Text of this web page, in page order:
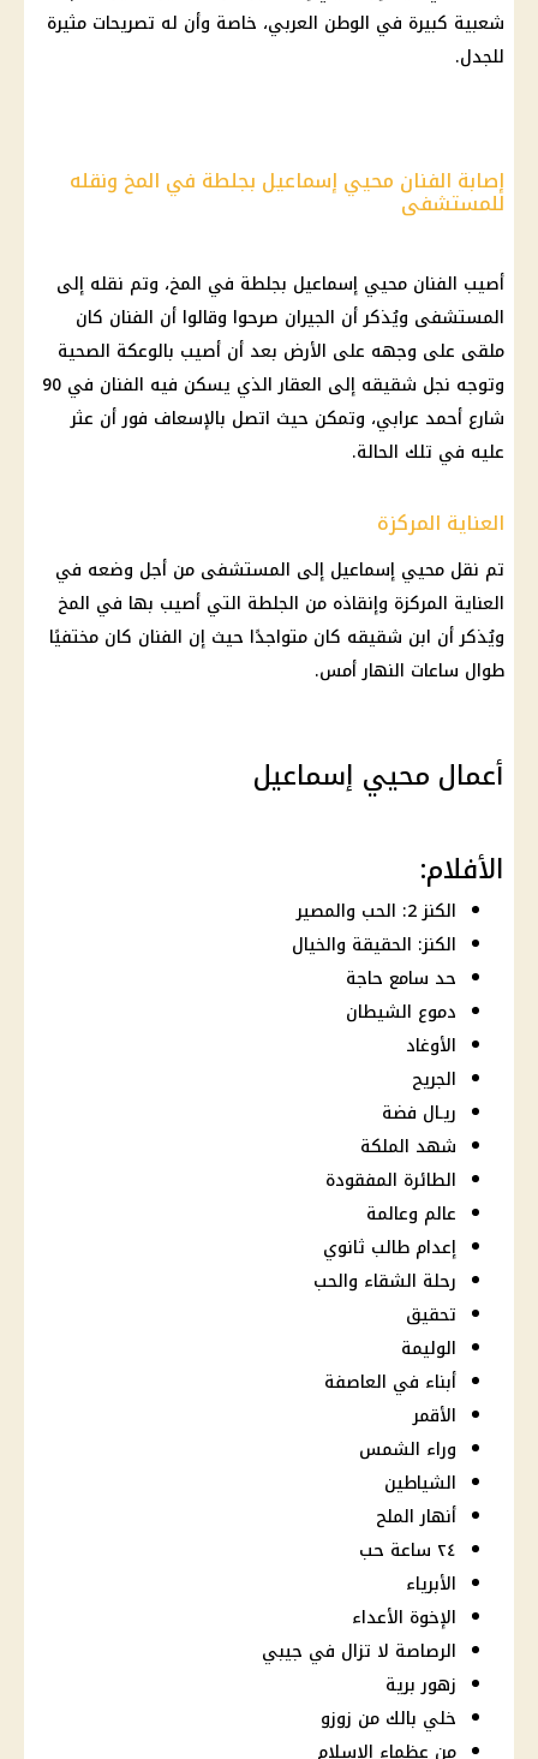
شعبية كبيرة في الوطن العربي، خاصة وأن له تصريحات مثيرة
للجدل.
إصابة الفنان محيي إسماعيل بجلطة في المخ ونقله
للمستشفى
أصيب الفنان محيي إسماعيل بجلطة في المخ، وتم نقله إلى
المستشفى ويُذكر أن الجيران صرحوا وقالوا أن الفنان كان
ملقى على وجهه على الأرض بعد أن أصيب بالوعكة الصحية
وتوجه نجل شقيقه إلى العقار الذي يسكن فيه الفنان في 90
شارع أحمد عرابي، وتمكن حيث اتصل بالإسعاف فور أن عثر
عليه في تلك الحالة.
العناية المركزة
تم نقل محيي إسماعيل إلى المستشفى من أجل وضعه في
العناية المركزة وإنقاذه من الجلطة التي أصيب بها في المخ
ويُذكر أن ابن شقيقه كان متواجدًا حيث إن الفنان كان مختفيًا
طوال ساعات النهار أمس.
أعمال محيي إسماعيل
الأفلام:
الكنز 2: الحب والمصير
الكنز: الحقيقة والخيال
حد سامع حاجة
دموع الشيطان
الأوغاد
الجريح
ريـال فضة
شهد الملكة
الطائرة المفقودة
عالم وعالمة
إعدام طالب ثانوي
رحلة الشقاء والحب
تحقيق
الوليمة
أبناء في العاصفة
الأقمر
وراء الشمس
الشياطين
أنهار الملح
٢٤ ساعة حب
الأبرياء
الإخوة الأعداء
الرصاصة لا تزال في جيبي
زهور برية
خلي بالك من زوزو
من عظماء الإسلام